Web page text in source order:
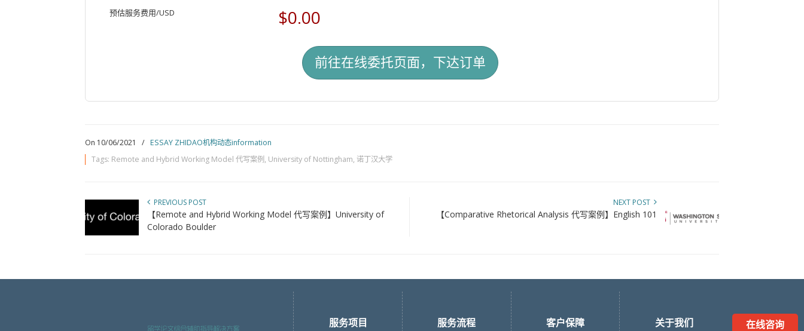
预估服务费用/USD $0.00
On 10/06/2021 / ESSAY ZHIDAO机构动态information
Tags: Remote and Hybrid Working Model 代写案例, University of Nottingham, 诺丁汉大学
PREVIOUS POST
【Remote and Hybrid Working Model 代写案例】University of
Colorado Boulder
NEXT POST
【Comparative Rhetorical Analysis 代写案例】English 101
在线咨询
服务项目 服务流程 客户保障 关于我们